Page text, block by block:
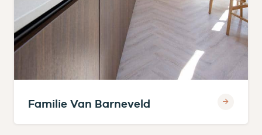
Familie Van Barneveld